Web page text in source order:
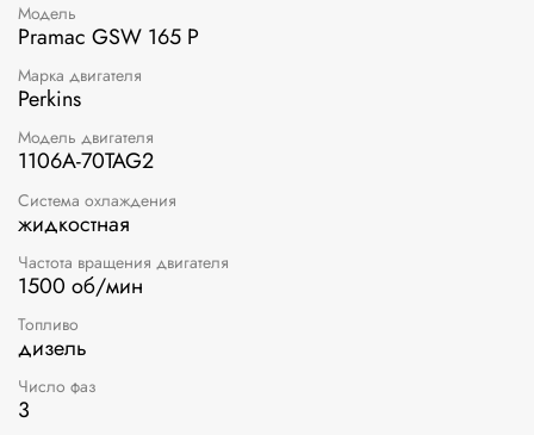
Модель
Pramac GSW 165 P
Марка двигателя
Perkins
Модель двигателя
1106A-70TAG2
Система охлаждения
жидкостная
Частота вращения двигателя
1500 об/мин
Топливо
дизель
Число фаз
3